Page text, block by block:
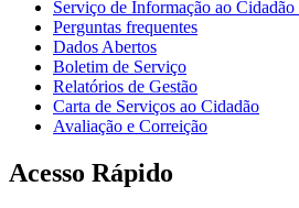
Serviço de Informação ao
Perguntas frequentes
Dados Abertos
Boletim de Serviço
Relatórios de Gestão
Carta de Serviços ao Cidadão
Avaliação e Correição
Acesso Rápido